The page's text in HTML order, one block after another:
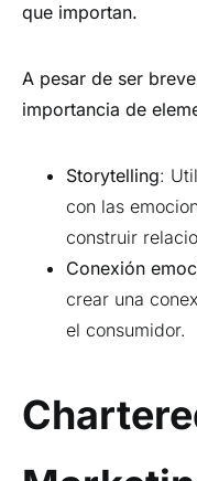
que importan.
A pesar de ser
importancia de
Storytelling:
con las
construir
Conexión
crear una
el consumidor.